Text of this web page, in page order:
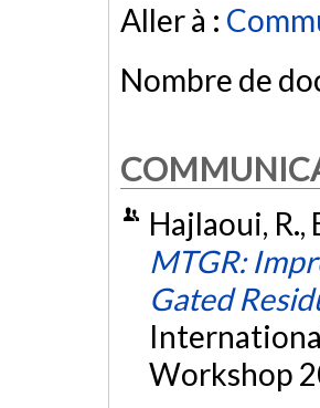
Aller à :
Nombre de
Hajlaoui, R.,
MTGR:
Gated
Workshop